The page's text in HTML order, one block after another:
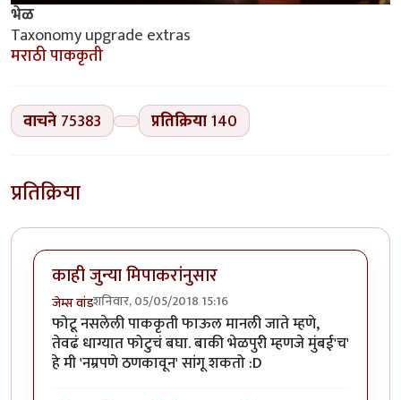
भेळ
Taxonomy upgrade extras
मराठी पाककृती
वाचने 75383 प्रतिक्रिया140
प्रतिक्रिया
काही जुन्या मिपाकरांनुसार
जेम्स वांडशनिवार, 05/05/2018 15:16
फोटू नसलेली पाककृती फाऊल मानली जाते म्हणे,
तेवढं धाग्यात फोटुचं बघा. बाकी भेळपुरी म्हणजे मुंबई'च'
हे मी 'नम्रपणे ठणकावून' सांगू शकतो :D